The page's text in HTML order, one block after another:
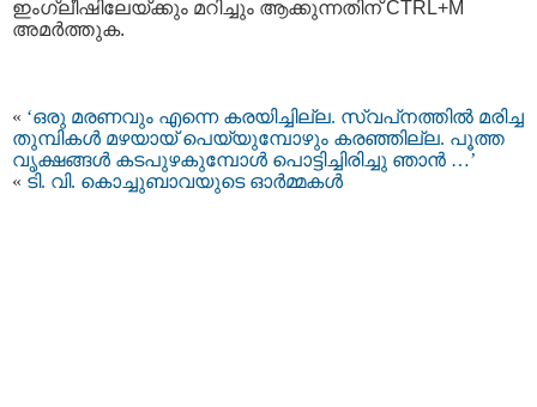
ഇംഗ്ലീഷിലേയ്ക്കും മറിച്ചും ആക്കുന്നതിന് CTRL+M
അമര്‍ത്തുക.
« ‘ഒരു മരണവും എന്നെ കരയിച്ചില്ല. സ്വപ്‌നത്തില്‍ മരിച്ച
തുമ്പികള്‍ മഴയായ് പെയ്യുമ്പോഴും കരഞ്ഞില്ല. പൂത്ത
വൃക്ഷങ്ങള്‍ കടപുഴകുമ്പോള്‍ പൊട്ടിച്ചിരിച്ചു ഞാന്‍ …’
« ടി. വി. കൊച്ചുബാവയുടെ ഓര്‍മ്മകള്‍